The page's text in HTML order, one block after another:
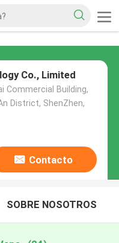
Co., Limited
Commercial Building,
District, ShenZhen,
Contacto
SOBRE NOSOTROS